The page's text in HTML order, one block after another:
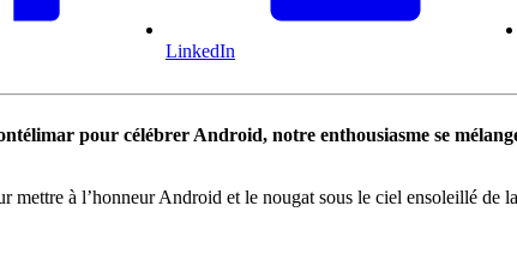
LinkedIn
pour célébrer Android, notre enthousiasme se
mettre à l’honneur Android et le nougat sous le ciel ensoleillé